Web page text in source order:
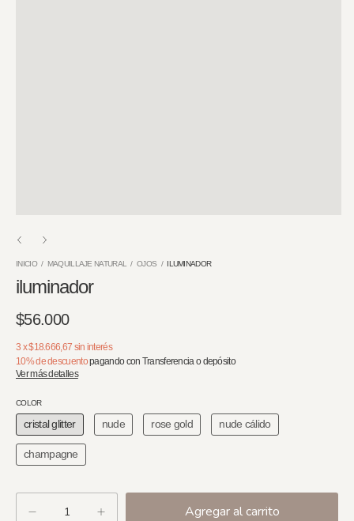
INICIO / MAQUILLAJE NATURAL / OJOS / ILUMINADOR
iluminador
$56.000
3 x$18.666,67 sin interés
10% de descuentopagando con Transferencia o depósito
Ver más detalles
COLOR
cristal glitter nude rose gold nude cálido
champagne